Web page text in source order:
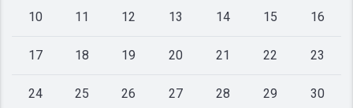
10 11 12 13 14 15 16
17 18 19 20 21 22 23
24 25 26 27 28 29 30